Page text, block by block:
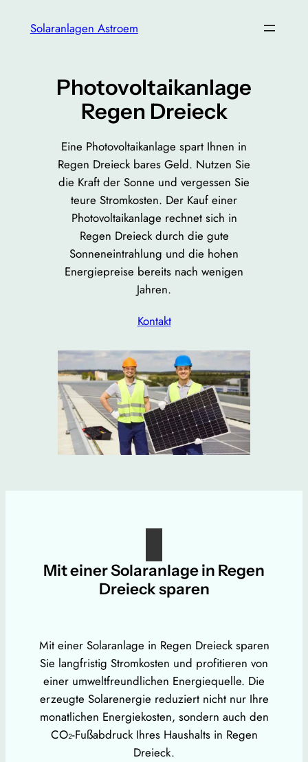
InhaltSolaranlagen Astroem
Photovoltaikanlage
Regen Dreieck
Eine Photovoltaikanlage spart Ihnen in
Regen Dreieck bares Geld. Nutzen Sie
die Kraft der Sonne und vergessen Sie
teure Stromkosten. Der Kauf einer
Photovoltaikanlage rechnet sich in
Regen Dreieck durch die gute
Sonneneintrahlung und die hohen
Energiepreise bereits nach wenigen
Jahren.
Kontakt
Mit einer Solaranlage in Regen
Dreieck sparen
Mit einer Solaranlage in Regen Dreieck sparen
Sie langfristig Stromkosten und profitieren von
einer umweltfreundlichen Energiequelle. Die
erzeugte Solarenergie reduziert nicht nur Ihre
monatlichen Energiekosten, sondern auch den
CO₂-Fußabdruck Ihres Haushalts in Regen
Dreieck.